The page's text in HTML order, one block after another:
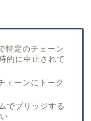
特定のチェーン
的に中止されて
ェーンにトーク
でブリッジする